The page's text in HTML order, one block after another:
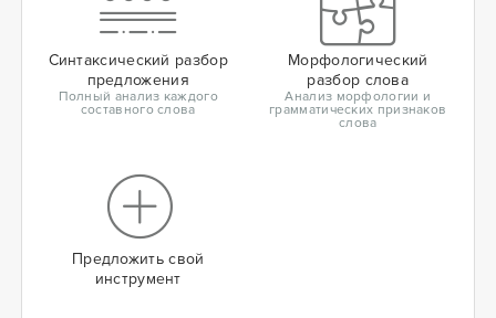
Синтаксический разбор
предложения
Полный анализ каждого
составного слова
Морфологический
разбор слова
Анализ морфологии и
грамматических признаков
слова
Предложить свой
инструмент